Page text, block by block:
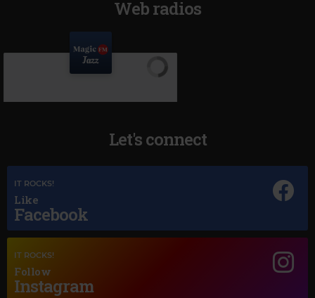
Web radios
Let's connect
IT ROCKS!
Like
Facebook
IT ROCKS!
Follow
Instagram